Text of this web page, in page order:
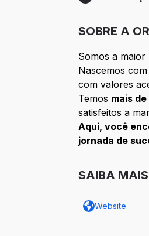
Etapa 6:
SOBRE A
Somos a
Nascemos
com valores
Temos mais
satisfeitos a
Aqui, você
jornada de
SAIBA MAIS
Website